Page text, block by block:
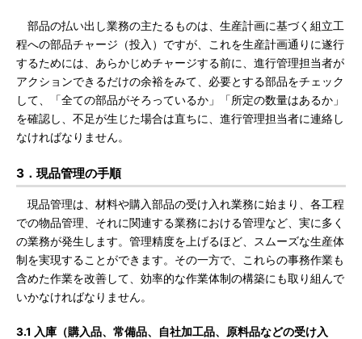
部品の払い出し業務の主たるものは、生産計画に基づく組立工
程への部品チャージ（投入）ですが、これを生産計画通りに遂行
するためには、あらかじめチャージする前に、進行管理担当者が
アクションできるだけの余裕をみて、必要とする部品をチェック
して、「全ての部品がそろっているか」「所定の数量はあるか」
を確認し、不足が生じた場合は直ちに、進行管理担当者に連絡し
なければなりません。
3．現品管理の手順
現品管理は、材料や購入部品の受け入れ業務に始まり、各工程
での物品管理、それに関連する業務における管理など、実に多く
の業務が発生します。管理精度を上げるほど、スムーズな生産体
制を実現することができます。その一方で、これらの事務作業も
含めた作業を改善して、効率的な作業体制の構築にも取り組んで
いかなければなりません。
3.1 入庫（購入品、常備品、自社加工品、原料品などの受け入